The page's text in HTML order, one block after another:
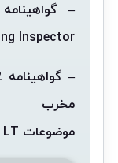
–
Inspector
– گواهینامه
موضوعات LT